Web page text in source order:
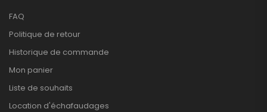
FAQ
Politique de retour
Historique de commande
Mon panier
Liste de souhaits
Location d'échafaudages